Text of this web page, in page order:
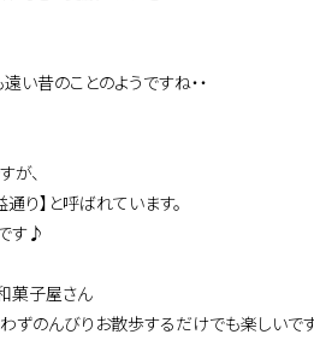
い昔のことのようですね・・
が、
り】と呼ばれています。
す♪
菓子屋さん
ずのんびりお散歩するだけでも楽しいです